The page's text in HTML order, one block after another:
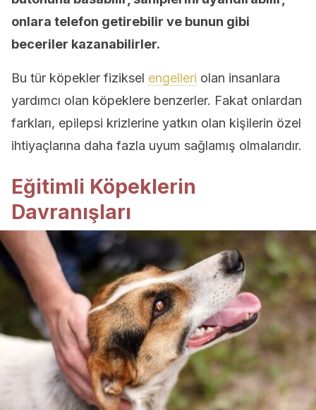
onlara telefon getirebilir ve bunun gibi
beceriler kazanabilirler.
Bu tür köpekler fiziksel engelleri olan insanlara
yardımcı olan köpeklere benzerler. Fakat onlardan
farkları, epilepsi krizlerine yatkın olan kişilerin özel
ihtiyaçlarına daha fazla uyum sağlamış olmalarıdır.
Eğitimli Köpeklerin
Davranışları